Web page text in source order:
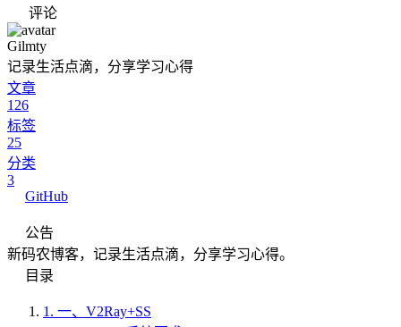
评论
Gilmty
记录生活点滴，分享学习心得
文章
126
标签
25
分类
3
GitHub
公告
新码农博客，记录生活点滴，分享学习心得。
目录
1. 一、V2Ray+SS